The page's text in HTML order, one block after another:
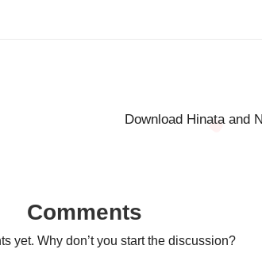
Download Hinata and
Comments
yet. Why don’t you start the discussion?